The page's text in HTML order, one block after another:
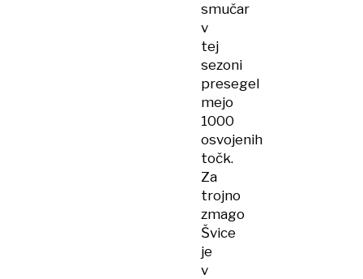
smučar
v
tej
sezoni
presegel
mejo
1000
osvojenih
točk.
Za
trojno
zmago
Švice
je
v